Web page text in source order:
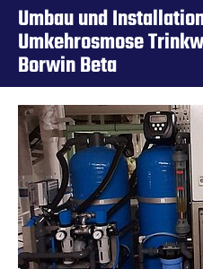
Umbau und
Umkehrosmose
Borwin Beta